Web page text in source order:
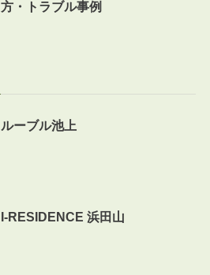
方・トラブル事例
ルーブル池上
I-RESIDENCE 浜田山